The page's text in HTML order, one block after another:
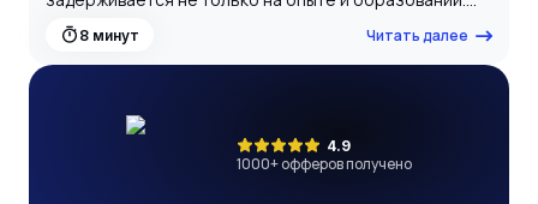
навыки для резюме. Именно они помогают
приглашение на собеседование значительно
возрастают.
8 минут Читать далее
4.9
1000+ офферов получено